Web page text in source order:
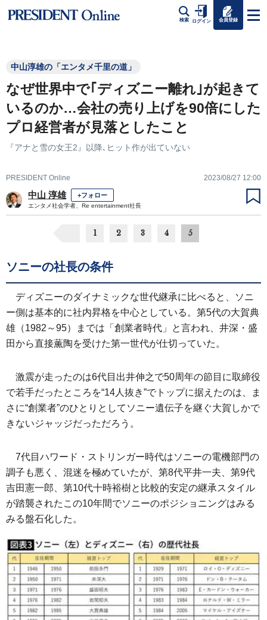
検索 ログイン 会員登録
中山淳雄の「エンタメ千里の道」
なぜ世界中で｢ディズニー離れ｣が起きて
いるのか…会社の売り上げを90倍にした
プロ経営者が見落としたこと
『アナと雪の女王2』以降､ヒット作が出ていない
PRESIDENT Online 2023/08/27 12:00
中山 淳雄 +フォロー
エンタメ社会学者、Re entertainment社長
1 2 3 4 5
ソニーの社長の条件
ディズニーのダイナミックな世代継承に比べると、ソニ
ー側は基本的に社内昇格を中心としている。第5代の大賀典
雄（1982～95）までは「創業者時代」と言われ、井深・盛
田から直接薫陶を受けた第一世代が仕切っていた。
激震が走ったのは6代目出井伸之で50周年の節目に取締役
で若手だったところを“14人抜き”でトップに据えたのは、ま
さに“創業者”のひとりとしてソニー遺伝子を継ぐ大賀しかで
きないジャッジだっただろう。
7代目ハワード・ストリンガー時代はソニーの電機部門の
調子も悪く、混迷を極めていたが、第8代平井一夫、第9代
吉田憲一郎、第10代十時裕樹と比較的安定の継承スタイル
が踏襲されたこの10年間でソニーのポジショニングはみる
みる盤石化した。